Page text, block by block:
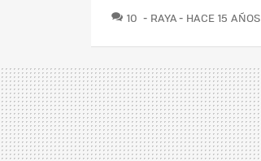
10 COMENTARIOS
RAYA HACE 15 AÑOS